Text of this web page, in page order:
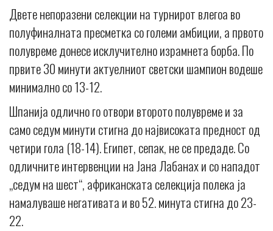
Двете непоразени селекции на турнирот влегоа во
полуфиналната пресметка со големи амбиции, а првото
полувреме донесе исклучително израмнета борба. По
првите 30 минути актуелниот светски шампион водеше
минимално со 13-12.
Шпанија одлично го отвори второто полувреме и за
само седум минути стигна до највисоката предност од
четири гола (18-14). Египет, сепак, не се предаде. Со
одличните интервенции на Јана Лабанах и со нападот
„седум на шест“, африканската селекција полека ја
намалуваше негативата и во 52. минута стигна до 23-
22.